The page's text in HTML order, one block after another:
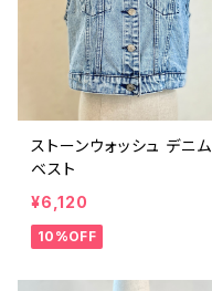
ストーンウォッシュ デニム
ベスト
¥6,120
10%OFF